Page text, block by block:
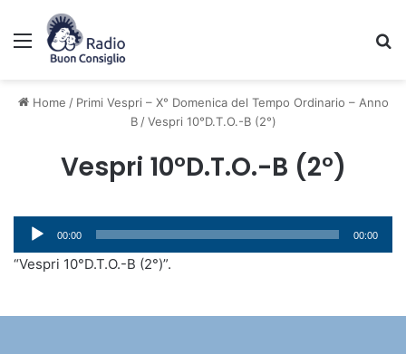
Menu
Home / Primi Vespri – X° Domenica del Tempo Ordinario – Anno
B / Vespri 10°D.T.O.-B (2°)
Vespri 10°D.T.O.-B (2°)
Audio
Player
00:00 00:00
“Vespri 10°D.T.O.-B (2°)”.